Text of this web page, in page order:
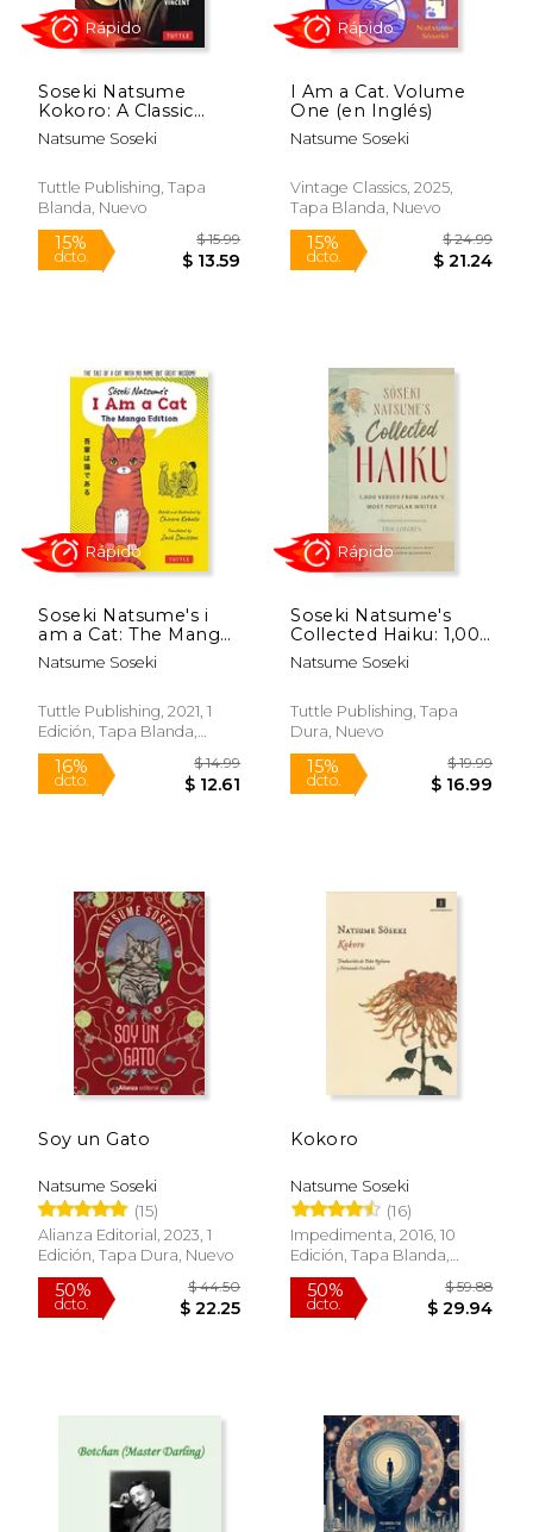
15% 15%
15% $ 14.99
Rápido
15%
Soseki Natsume
Kokoro: A Classic
Novel of Japan (en
Inglés)
Natsume Soseki
Tuttle Publishing, Tapa
Blanda, Nuevo
15%
dcto. $ 13.59
Rápido
I Am a Cat. Volume
One (en Inglés)
Natsume Soseki
Vintage Classics, 2025,
Tapa Blanda, Nuevo
15%
dcto.
Rápido
Soseki Natsume's i
am a Cat: The Manga
Edition: The Tale of a
cat With no Name
(en Inglés)
Natsume Soseki
Tuttle Publishing, 2021, 1
Edición, Tapa Blanda,
Nuevo
Soseki Natsume's
Collected Haiku: 1,000
Verses From Japan's
Most Popular Writer
Japanese Texts With
Free Online Audio
Poem) (en Inglés)
Natsume Soseki
Tuttle Publishing, Tapa
Dura, Nuevo
Soy un Gato
Natsume Soseki
(15)
Alianza Editorial, 2023, 1
Edición, Tapa Dura, Nuevo
Kokoro
Natsume Soseki
(16)
Impedimenta, 2016, 10
Edición, Tapa Blanda,
Nuevo